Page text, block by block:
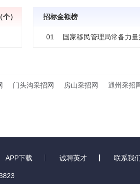
（个） 招标金额榜
01 国家移民管理局常备力
门头沟采招网 房山采招网 通州采招
APP下载 诚聘英才 联系我